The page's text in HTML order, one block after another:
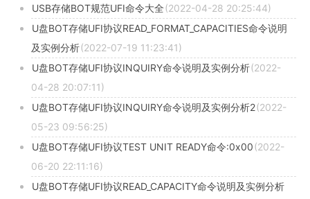
USB存储BOT规范UFI命令大全(2022-04-28 20:25:44)
U盘BOT存储UFI协议READ_FORMAT_CAPACITIES命令说明
及实例分析(2022-07-19 11:23:41)
U盘BOT存储UFI协议INQUIRY命令说明及实例分析(2022-
04-28 20:07:11)
U盘BOT存储UFI协议INQUIRY命令说明及实例分析2(2022-
05-23 09:56:25)
U盘BOT存储UFI协议TEST UNIT READY命令:0x00(2022-
06-20 22:11:16)
U盘BOT存储UFI协议READ_CAPACITY命令说明及实例分析